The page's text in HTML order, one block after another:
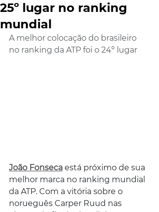
25º lugar no ranking
mundial
A melhor colocação do brasileiro
no ranking da ATP foi o 24º lugar
João Fonseca está próximo de sua
melhor marca no ranking mundial
da ATP. Com a vitória sobre o
norueguês Carper Ruud nas